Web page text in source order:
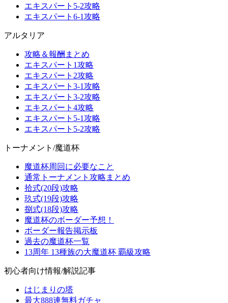
エキスパート5-2攻略
エキスパート6-1攻略
アルタリア
攻略＆報酬まとめ
エキスパート1攻略
エキスパート2攻略
エキスパート3-1攻略
エキスパート3-2攻略
エキスパート4攻略
エキスパート5-1攻略
エキスパート5-2攻略
トーナメント/魔道杯
魔道杯周回に必要なこと
通常トーナメント攻略まとめ
拾式(20段)攻略
玖式(19段)攻略
捌式(18段)攻略
魔道杯のボーダー予想！
ボーダー報告掲示板
過去の魔道杯一覧
13周年 13種族の大魔道杯 覇級攻略
初心者向け情報/解説記事
はじまりの塔
最大888連無料ガチャ